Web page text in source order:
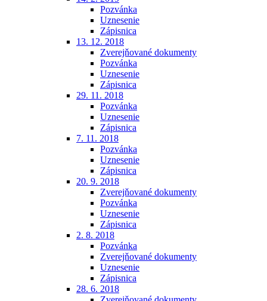
Pozvánka
Uznesenie
Zápisnica
13. 12. 2018
Zverejňované dokumenty
Pozvánka
Uznesenie
Zápisnica
29. 11. 2018
Pozvánka
Uznesenie
Zápisnica
7. 11. 2018
Pozvánka
Uznesenie
Zápisnica
20. 9. 2018
Zverejňované dokumenty
Pozvánka
Uznesenie
Zápisnica
2. 8. 2018
Pozvánka
Zverejňované dokumenty
Uznesenie
Zápisnica
28. 6. 2018